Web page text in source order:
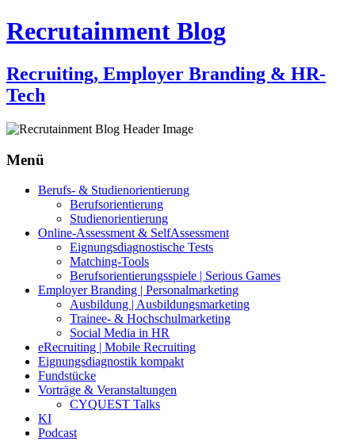
Recrutainment Blog
Recruiting, Employer Branding & HR-
Tech
Menü
Zum
Berufs- & Studienorientierung
Berufsorientierung
Studienorientierung
Online-Assessment & SelfAssessment
Eignungsdiagnostische Tests
Matching-Tools
Berufsorientierungsspiele | Serious Games
Employer Branding | Personalmarketing
Ausbildung | Ausbildungsmarketing
Trainee- & Hochschulmarketing
Social Media in HR
eRecruiting | Mobile Recruiting
Eignungsdiagnostik kompakt
Fundstücke
Vorträge & Veranstaltungen
CYQUEST Talks
KI
Podcast